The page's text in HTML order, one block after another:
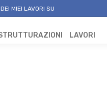
MIEI LAVORI SU
LAVORI